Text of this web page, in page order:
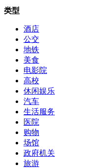
类型
酒店
公交
地铁
美食
电影院
高校
休闲娱乐
汽车
生活服务
医院
购物
场馆
政府机关
旅游